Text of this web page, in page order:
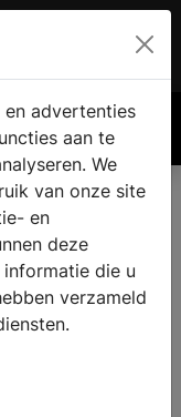
€ 0.00
advertenties
aan te
We
van onze site
en
deze
die u
verzameld